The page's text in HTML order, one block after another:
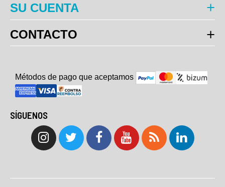
SU CUENTA
CONTACTO
Métodos de pago que aceptamos
SÍGUENOS